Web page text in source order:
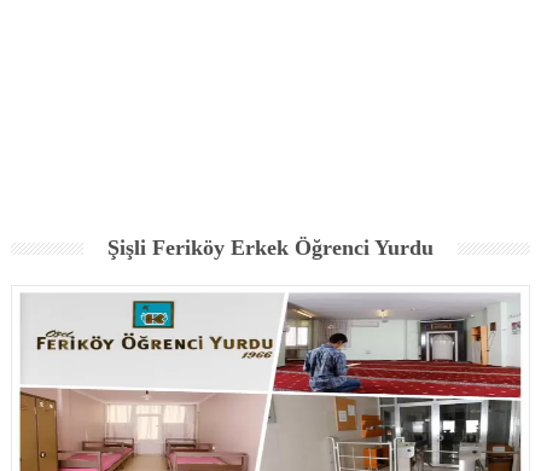
Şişli Feriköy Erkek Öğrenci Yurdu